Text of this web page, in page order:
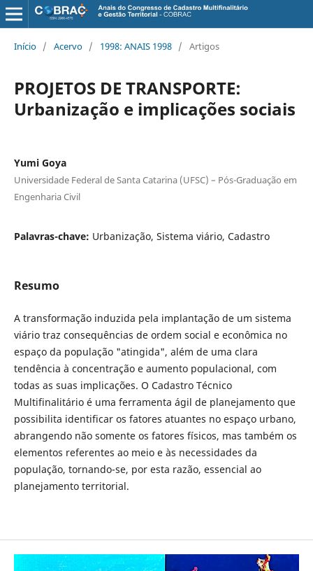
Início / Acervo / 1998: ANAIS 1998 / Artigos
PROJETOS DE TRANSPORTE:
Urbanização e implicações sociais
Yumi Goya
Universidade Federal de Santa Catarina (UFSC) – Pós-Graduação em
Engenharia Civil
Palavras-chave: Urbanização, Sistema viário, Cadastro
Resumo
A transformação induzida pela implantação de um sistema
viário traz consequências de ordem social e econômica no
espaço da população "atingida", além de uma clara
tendência à concentração e aumento populacional, com
todas as suas implicações. O Cadastro Técnico
Multifinalitário é uma ferramenta ágil de planejamento que
possibilita identificar os fatores atuantes no espaço urbano,
abrangendo não somente os fatores físicos, mas também os
elementos referentes ao meio e às necessidades da
população, tornando-se, por esta razão, essencial ao
planejamento territorial.